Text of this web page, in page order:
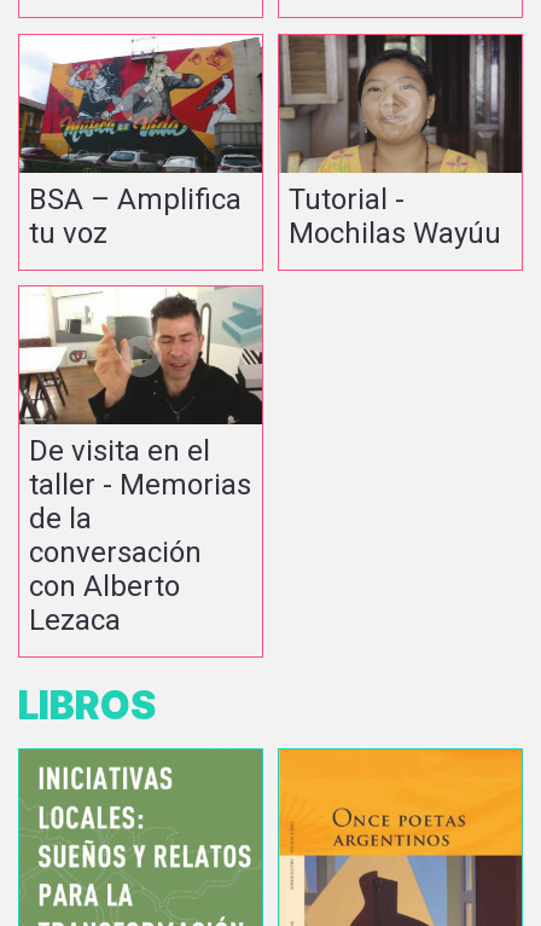
BSA – Amplifica
tu voz
Tutorial -
Mochilas Wayúu
De visita en el
taller - Memorias
de la
conversación
con Alberto
Lezaca
LIBROS